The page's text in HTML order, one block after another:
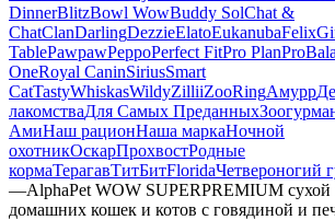
DinnerBlitzBowl WowBuddy SolChat &
ChatClanDarlingDezzieElatoEukanubaFelix
TablePawpawPeppoPerfect FitPro Plan
OneRoyal CaninSiriusSmart
CatTastyWhiskasWildyZilliiZooRingАмурр
лакомстваДля Самых Преданных
АмиНаш рационНаша маркаНочной
охотникОскарПрохвостРодные
кормаТерагавТитБитFloridaЧетвероногий
—AlphaPet WOW SUPERPREMIUM сухой
домашних кошек и котов c говядиной и